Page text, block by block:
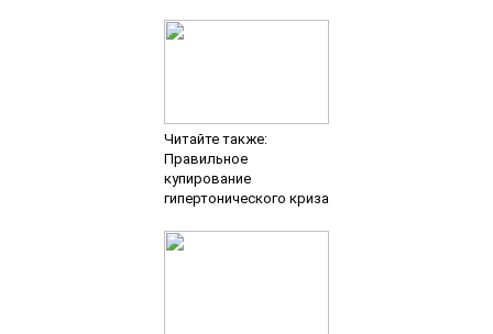
Читайте также:
Правильное
купирование
гипертонического криза